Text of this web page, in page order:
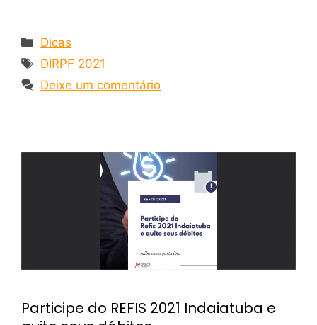
Dicas
DIRPF 2021
Deixe um comentário
Participe do REFIS 2021 Indaiatuba e